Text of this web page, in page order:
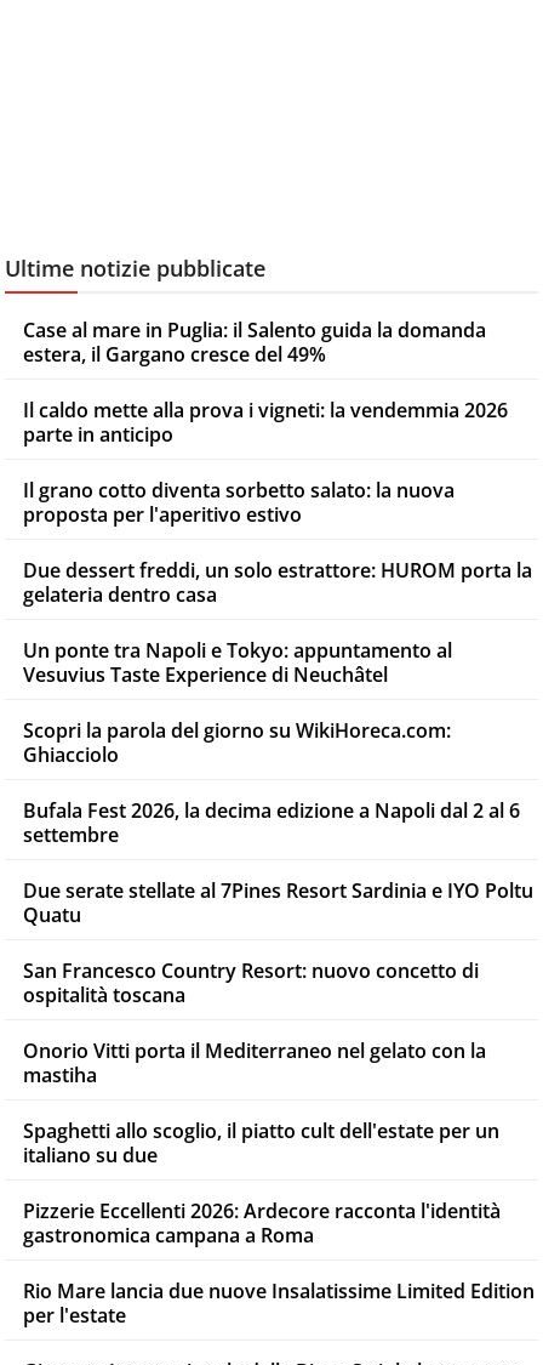
Ultime notizie pubblicate
Case al mare in Puglia: il Salento guida la domanda
estera, il Gargano cresce del 49%
Il caldo mette alla prova i vigneti: la vendemmia 2026
parte in anticipo
Il grano cotto diventa sorbetto salato: la nuova
proposta per l'aperitivo estivo
Due dessert freddi, un solo estrattore: HUROM porta la
gelateria dentro casa
Un ponte tra Napoli e Tokyo: appuntamento al
Vesuvius Taste Experience di Neuchâtel
Scopri la parola del giorno su WikiHoreca.com:
Ghiacciolo
Bufala Fest 2026, la decima edizione a Napoli dal 2 al 6
settembre
Due serate stellate al 7Pines Resort Sardinia e IYO Poltu
Quatu
San Francesco Country Resort: nuovo concetto di
ospitalità toscana
Onorio Vitti porta il Mediterraneo nel gelato con la
mastiha
Spaghetti allo scoglio, il piatto cult dell'estate per un
italiano su due
Pizzerie Eccellenti 2026: Ardecore racconta l'identità
gastronomica campana a Roma
Rio Mare lancia due nuove Insalatissime Limited Edition
per l'estate